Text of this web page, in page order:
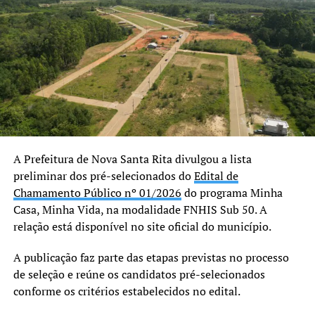
adolescentes com
dignidade, respeito e
segurança. Cada ambiente
foi pensado para
proporcionar conforto e
contribuir para um
atendimento cada vez mais
humanizado, fortalecendo a
rede de proteção de Nova
Santa Rita”, declarou.
A secretária municipal de Desenvolvimento Social,
Solange Lewandoski Laubine, destacou que a nova sede
A Prefeitura de Nova Santa Rita divulgou a lista
preliminar dos pré-selecionados doEdital de
Chamamento Público nº 01/2026 do programa Minha
Casa, Minha Vida, na modalidade FNHIS Sub 50. A
relação está disponível no site oficial do município.
A publicação faz parte das etapas previstas no processo
de seleção e reúne os candidatos pré-selecionados
conforme os critérios estabelecidos no edital.